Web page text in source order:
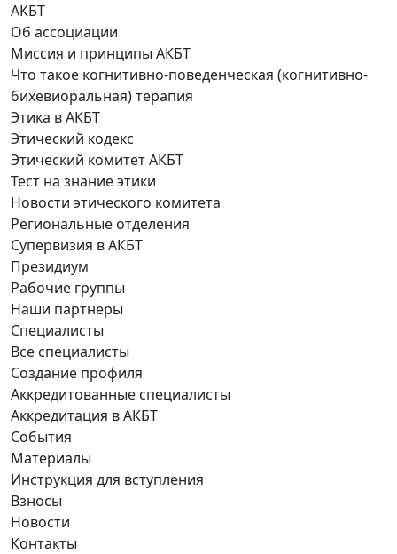
АКБТ
Об ассоциации
Миссия и принципы АКБТ
Что такое когнитивно-поведенческая (когнитивно-
бихевиоральная) терапия
Этика в АКБТ
Этический кодекс
Этический комитет АКБТ
Тест на знание этики
Новости этического комитета
Региональные отделения
Супервизия в АКБТ
Президиум
Рабочие группы
Наши партнеры
Специалисты
Все специалисты
Создание профиля
Аккредитованные специалисты
Аккредитация в АКБТ
События
Материалы
Инструкция для вступления
Взносы
Новости
Контакты